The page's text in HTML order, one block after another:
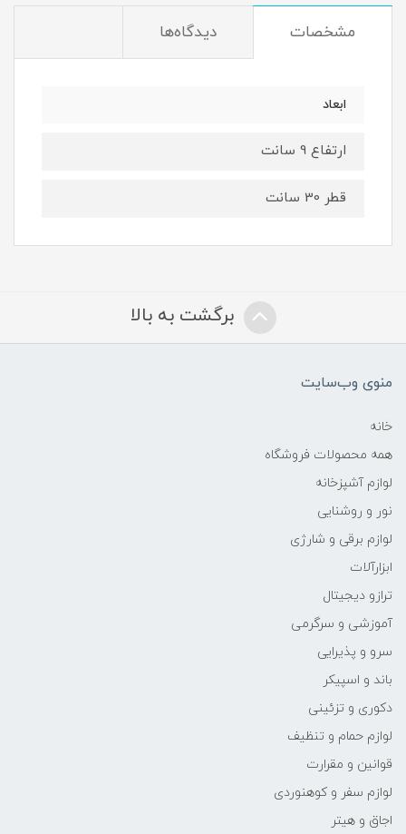
مشخصات دیدگاه‌ها
ابعاد
ارتفاع 9 سانت
قطر 30 سانت
برگشت به بالا
منوی وب‌سایت
خانه
همه محصولات فروشگاه
لوازم آشپزخانه
نور و روشنایی
لوازم برقی و شارژی
ابزارآلات
ترازو دیجیتال
آموزشی و سرگرمی
سرو و پذیرایی
باند و اسپیکر
دکوری و تزئینی
لوازم حمام و تنظیف
قوانین و مقرارت
لوازم سفر و کوهنوردی
اجاق و هیتر